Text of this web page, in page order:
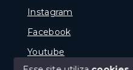
Instagram
Facebook
Youtube